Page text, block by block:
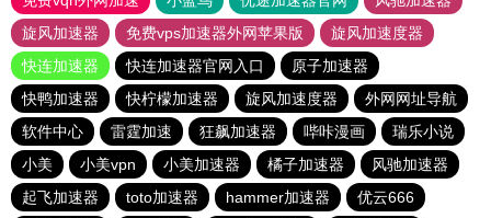
旋风加速器
免费vps加速器外网苹果版
旋风加速度器
快连加速器
快连加速器官网入口
原子加速器
快鸭加速器
快柠檬加速器 旋风加速度器
外网网址导航
软件中心
雷霆加速 狂飙加速器 哔咔漫画
瑞乐小说
小美
小美vpn 小美加速器 橘子加速器
风驰加速器
起飞加速器
toto加速器 hammer加速器
优云666